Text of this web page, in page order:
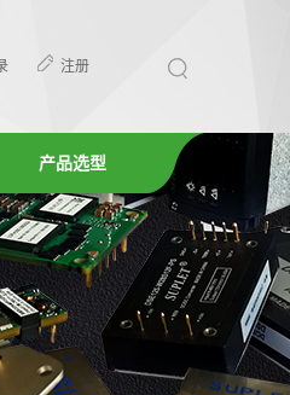
注册
产品选型